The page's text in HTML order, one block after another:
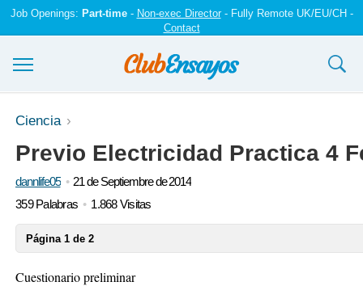
Job Openings: Part-time- Non-exec Director- Fully Remote UK/EU/CH -
Contact
Ensayos y trabajos
Registrarse
Iniciar sesión
Ciencia
Previo Electricidad Practica 4
dannlife05
21 de Septiembre de 2014
359 Palabras
1.868 Visitas
Página 1 de 2
Cuestionario preliminar